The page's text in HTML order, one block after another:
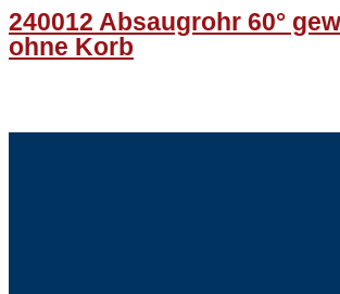
240012 Absaugrohr 60°
ohne Korb